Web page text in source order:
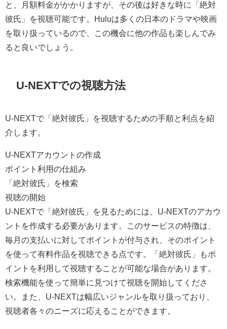
と、月額料金がかかりますが、その後は好きな時に「絶対
彼氏」を視聴可能です。Huluは多くの日本のドラマや映画
を取り扱っているので、この機会に他の作品も楽しんでみ
ると良いでしょう。
U-NEXTでの視聴方法
U-NEXTで「絶対彼氏」を視聴するための手順と利点を紹
介します。
U-NEXTアカウントの作成
ポイント利用の仕組み
「絶対彼氏」を検索
視聴の開始
U-NEXTで「絶対彼氏」を見るためには、U-NEXTのアカウ
ントを作成する必要があります。このサービスの特徴は、
毎月の支払いに対してポイントが付与され、そのポイント
を使って有料作品を視聴できる点です。「絶対彼氏」もポ
イントを利用して視聴することが可能な場合があります。
検索機能を使って簡単に見つけて視聴を開始してくださ
い。また、U-NEXTは幅広いジャンルを取り扱っており、
視聴者各々のニーズに応えることができます。